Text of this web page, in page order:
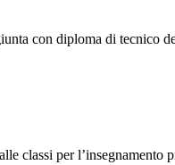
con diploma di tecnico
classi per l’insegnamento